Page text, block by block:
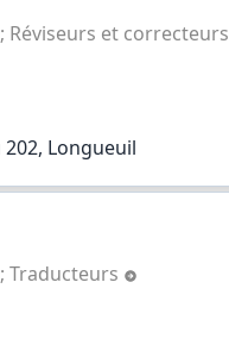
; Réviseurs et correcteurs
Longueuil
; Traducteurs